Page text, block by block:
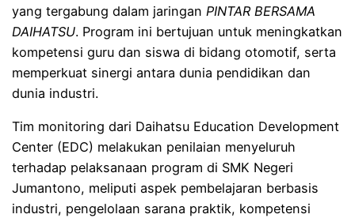
yang tergabung dalam jaringanPINTAR BERSAMA
DAIHATSU. Program ini bertujuan untuk meningkatkan
kompetensi guru dan siswa di bidang otomotif, serta
memperkuat sinergi antara dunia pendidikan dan
dunia industri.
Tim monitoring dari Daihatsu Education Development
Center (EDC) melakukan penilaian menyeluruh
terhadap pelaksanaan program di SMK Negeri
Jumantono, meliputi aspek pembelajaran berbasis
industri, pengelolaan sarana praktik, kompetensi